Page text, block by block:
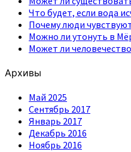
Что будет, если вода
Почему люди
Можно ли утонуть в
Может ли
Архивы
Май 2025
Сентябрь 2017
Январь 2017
Декабрь 2016
Ноябрь 2016